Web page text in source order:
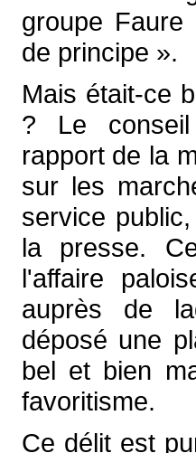
groupe
de principe ».
Mais était-ce
? Le
rapport de la
sur les
service
la presse.
l'affaire
auprès de
déposé une
bel et bien
favoritisme.
Ce délit est